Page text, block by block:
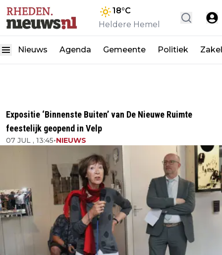
18°C
Heldere Hemel
Nieuws Agenda Gemeente Politiek
Expositie ‘Binnenste Buiten’ van De Nieuwe Ruimte
feestelijk geopend in Velp
07 JUL , 13:45•NIEUWS